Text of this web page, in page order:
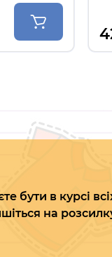
бути в курсі
на